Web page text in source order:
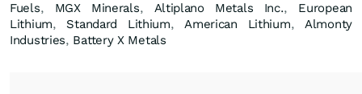
Fuels, MGX Minerals, Altiplano Metals Inc., European
Lithium, Standard Lithium,American Lithium,Almonty
Industries, Battery X Metals